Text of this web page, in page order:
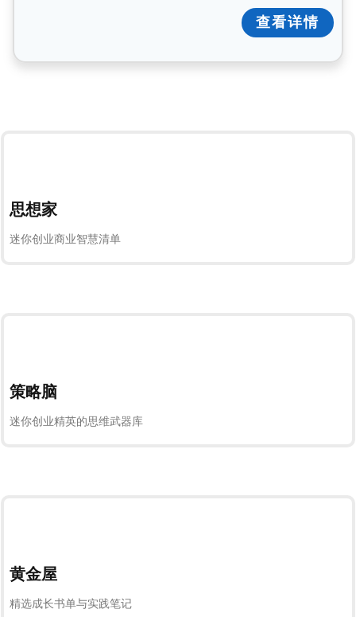
查看详情
思想家
迷你创业商业智慧清单
策略脑
迷你创业精英的思维武器库
黄金屋
精选成长书单与实践笔记